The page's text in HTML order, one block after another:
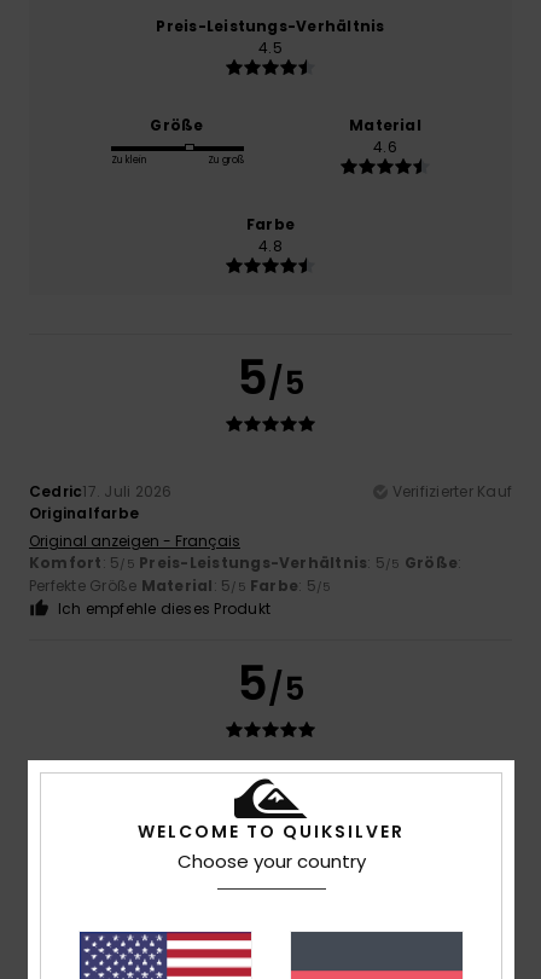
Preis-Leistungs-Verhältnis
4.5
Größe
Zu klein Zu groß
Material
4.6
Farbe
4.8
5/5
Cedric17. Juli 2026
Verifizierter Kauf
Originalfarbe
Original anzeigen - Français
Komfort: 5/5 Preis-Leistungs-Verhältnis: 5/5 Größe:
Perfekte Größe Material: 5/5 Farbe: 5/5
Ich empfehle dieses Produkt
5/5
Die Passform ist recht weit geschnitten, ich habe mich für
XL entschieden, damit es etwas lockerer sitzt.
Original anzeigen - Français
Preis-Leistungs-Verhältnis
WELCOME TO QUIKSILVER
Choose your country